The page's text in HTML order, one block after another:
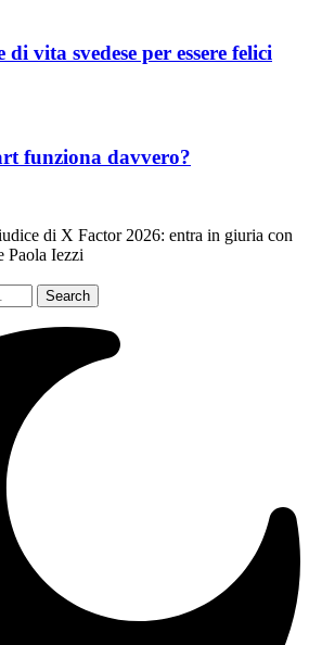
vita svedese per essere felici
funziona davvero?
di X Factor 2026: entra in giuria con
Paola Iezzi